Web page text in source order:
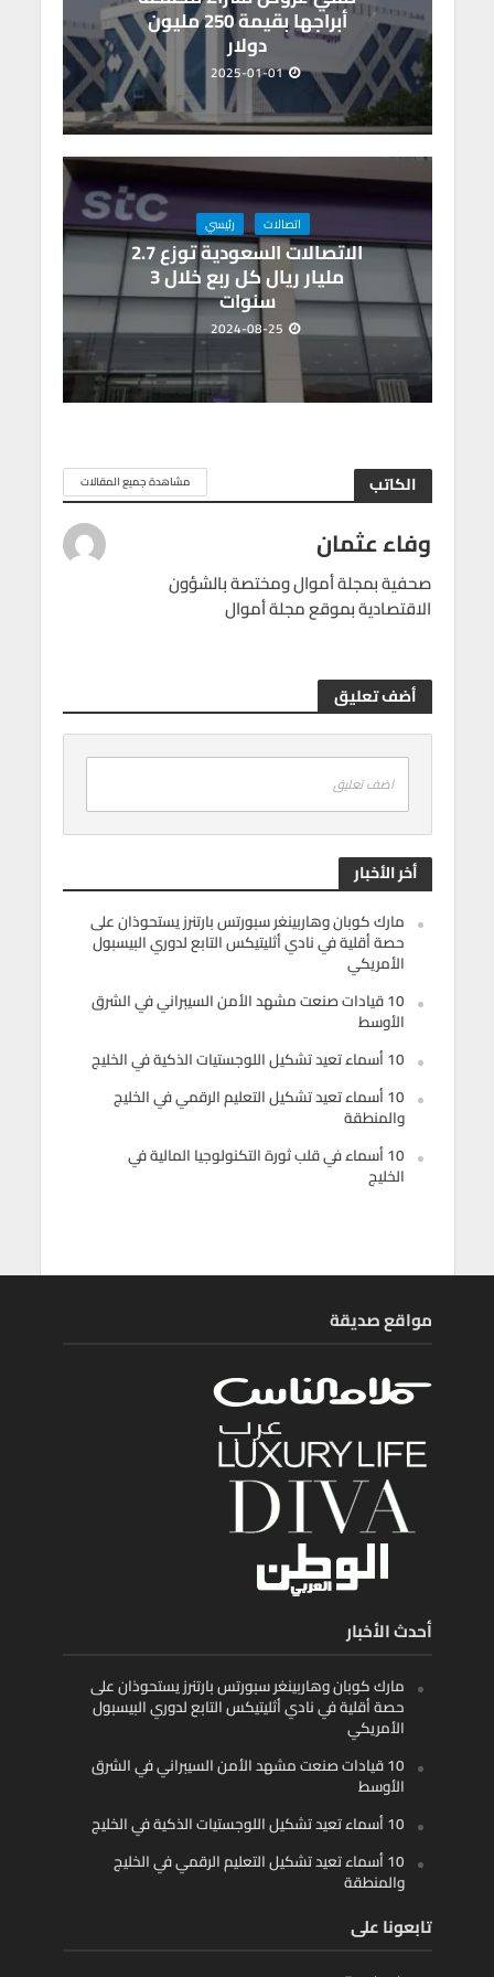
أبراجها بقيمة 250 مليون
دولار
2025-01-01
اتصالات رئيسي
الاتصالات السعودية توزع 2.7
مليار ريال كل ربع خلال 3
سنوات
2024-08-25
الكاتب مشاهدة جميع المقالات
وفاء عثمان
صحفية بمجلة أموال ومختصة بالشؤون
الاقتصادية بموقع مجلة أموال
أضف تعليق
اضف تعليق
أخر الأخبار
مارك كوبان وهاربينغر سبورتس بارتنرز يستحوذان على
حصة أقلية في نادي أثليتيكس التابع لدوري البيسبول
الأمريكي
10 قيادات صنعت مشهد الأمن السيبراني في الشرق
الأوسط
10 أسماء تعيد تشكيل اللوجستيات الذكية في الخليج
10 أسماء تعيد تشكيل التعليم الرقمي في الخليج
والمنطقة
10 أسماء في قلب ثورة التكنولوجيا المالية في
الخليج
مواقع صديقة
أحدث الأخبار
مارك كوبان وهاربينغر سبورتس بارتنرز يستحوذان على
حصة أقلية في نادي أثليتيكس التابع لدوري البيسبول
الأمريكي
10 قيادات صنعت مشهد الأمن السيبراني في الشرق
الأوسط
10 أسماء تعيد تشكيل اللوجستيات الذكية في الخليج
10 أسماء تعيد تشكيل التعليم الرقمي في الخليج
والمنطقة
تابعونا على